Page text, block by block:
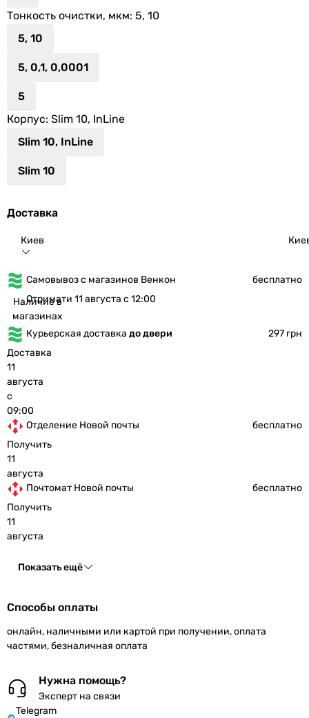
Тонкость очистки, мкм: 5, 10
5, 10
5, 0,1, 0,0001
5
Корпус: Slim 10, InLine
Slim 10, InLine
Slim 10
Доставка
Киев
Самовывоз с магазинов Венкон
бесплатно
Наличие в
магазинах
Отримати 11 августа с 12:00
Курьерская доставка до двери
297 грн
Доставка
11
августа
с
09:00
Отделение Новой почты
бесплатно
Получить
11
августа
Почтомат Новой почты
бесплатно
Получить
11
августа
Показать ещё
Способы оплаты
онлайн, наличными или картой при получении, оплата
частями, безналичная оплата
Нужна помощь?
Эксперт на связи
Telegram